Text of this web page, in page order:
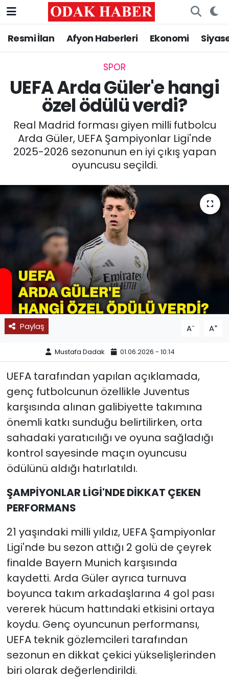
Resmi İlan Afyon Haberleri Ekonomi
SPOR
UEFA Arda Güler'e hangi
özel ödülü verdi?
Real Madrid forması giyen milli futbolcu
Arda Güler, UEFA Şampiyonlar Ligi'nde
2025-2026 sezonunun en iyi çıkış yapan
oyuncusu seçildi.
Paylaş A- A+
Mustafa Dadak 01.06.2026 - 10:14
UEFA tarafından yapılan açıklamada,
genç futbolcunun özellikle Juventus
karşısında alınan galibiyette takımına
önemli katkı sunduğu belirtilirken, orta
sahadaki yaratıcılığı ve oyuna sağladığı
kontrol sayesinde maçın oyuncusu
ödülünü aldığı hatırlatıldı.
ŞAMPİYONLAR LİGİ'NDE DİKKAT ÇEKEN
PERFORMANS
21 yaşındaki milli yıldız, UEFA Şampiyonlar
Ligi'nde bu sezon attığı 2 golü de çeyrek
finalde Bayern Munich karşısında
kaydetti. Arda Güler ayrıca turnuva
boyunca takım arkadaşlarına 4 gol pası
vererek hücum hattındaki etkisini ortaya
koydu. Genç oyuncunun performansı,
UEFA teknik gözlemcileri tarafından
sezonun en dikkat çekici yükselişlerinden
biri olarak değerlendirildi.
AFYONKARAHİSAR HABERLERİ
ASAYİŞ
SİYASET
SPOR
11:11 MANŞET
Nöbetçi Eczaneler
Trafik Durumu
Tüm Manşetler
Son Dakika Haberleri
Haber Arşivi